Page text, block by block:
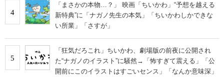
4
「まさかの本物…？」 映画「ちいかわ」“予想を越える
新特典”に「ナガノ先生の本気」「ちいかわしかできな
い所業」「さすが」
5
「狂気だろこれ」ちいかわ、劇場版の前夜に公開され
た“ナガノのイラスト”に騒然→「怖すぎて震える」「公
開前にこのイラストはすごいセンス」「なんか意味深」